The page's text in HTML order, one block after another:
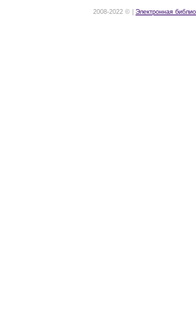
2008-2022 © | Электронная